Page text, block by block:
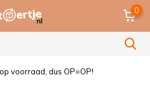
0
voorraad, dus OP=OP!